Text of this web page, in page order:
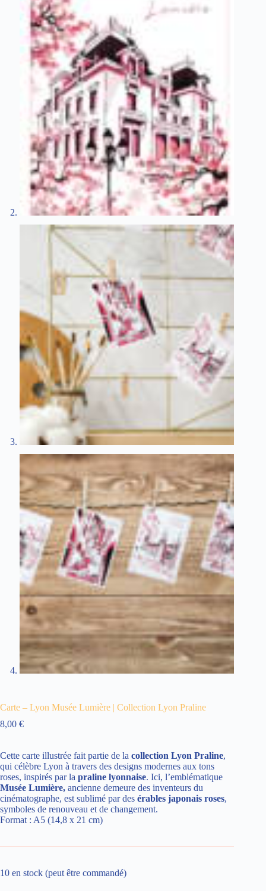
Carte – Lyon Musée Lumière | Collection Lyon Praline
8,00 €
Cette carte illustrée fait partie de la collection Lyon Praline,
qui célèbre Lyon à travers des designs modernes aux tons
roses, inspirés par la praline lyonnaise. Ici, l’emblématique
Musée Lumière, ancienne demeure des inventeurs du
cinématographe, est sublimé par des érables japonais roses,
symboles de renouveau et de changement.
Format : A5 (14,8 x 21 cm)
10 en stock (peut être commandé)